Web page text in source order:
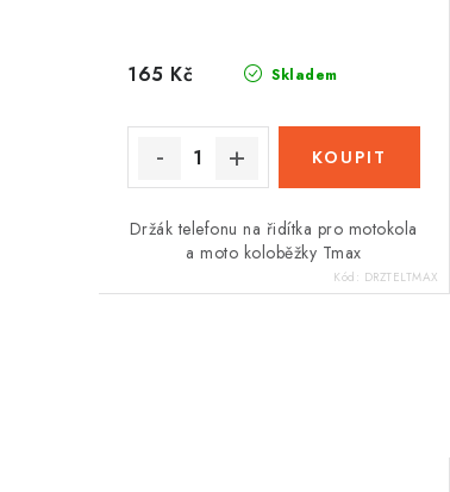
Skladem
165 Kč
Držák telefonu na řidítka pro motokola
a moto koloběžky Tmax
Kód: DRZTELTMAX